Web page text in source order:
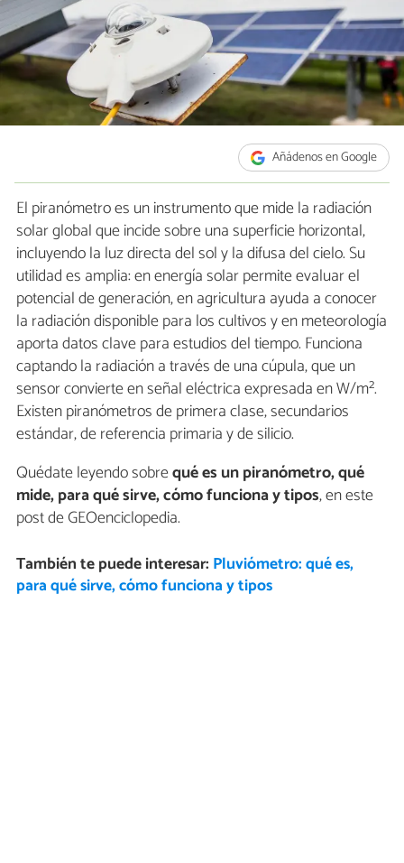
Añádenos en Google
El piranómetro es un instrumento que mide la radiación
solar global que incide sobre una superficie horizontal,
incluyendo la luz directa del sol y la difusa del cielo. Su
utilidad es amplia: en energía solar permite evaluar el
potencial de generación, en agricultura ayuda a conocer
la radiación disponible para los cultivos y en meteorología
aporta datos clave para estudios del tiempo. Funciona
captando la radiación a través de una cúpula, que un
sensor convierte en señal eléctrica expresada en W/m².
Existen piranómetros de primera clase, secundarios
estándar, de referencia primaria y de silicio.
Quédate leyendo sobrequé es un piranómetro, qué
mide, para qué sirve, cómo funciona y tipos, en este
post de GEOenciclopedia.
También te puede interesar: Pluviómetro: qué es,
para qué sirve, cómo funciona y tipos